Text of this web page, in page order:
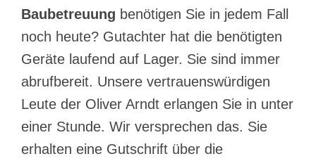
Baubetreuung benötigen Sie in jedem Fall
noch heute? Gutachter hat die benötigten
Geräte laufend auf Lager. Sie sind immer
abrufbereit. Unsere vertrauenswürdigen
Leute der Oliver Arndt erlangen Sie in unter
einer Stunde. Wir versprechen das. Sie
erhalten eine Gutschrift über die